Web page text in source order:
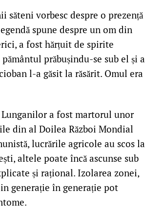
vorbesc despre o prezență
spune despre un om din
a fost hărțuit de spirite
prăbușindu-se sub el și a
l-a găsit la răsărit. Omul era
a fost martorul unor
din al Doilea Război Mondial
lucrările agricole au scos la
altele poate încă ascunse sub
și rațional. Izolarea zonei,
generație în generație pot